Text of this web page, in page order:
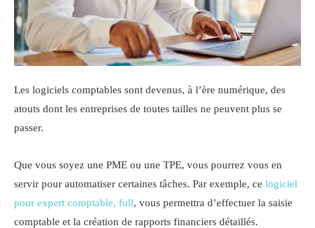
Les logiciels comptables sont devenus, à l’ère numérique, des
atouts dont les entreprises de toutes tailles ne peuvent plus se
passer.
Que vous soyez une PME ou une TPE, vous pourrez vous en
servir pour automatiser certaines tâches. Par exemple, ce logiciel
pour expert comptable, full, vous permettra d’effectuer la saisie
comptable et la création de rapports financiers détaillés.